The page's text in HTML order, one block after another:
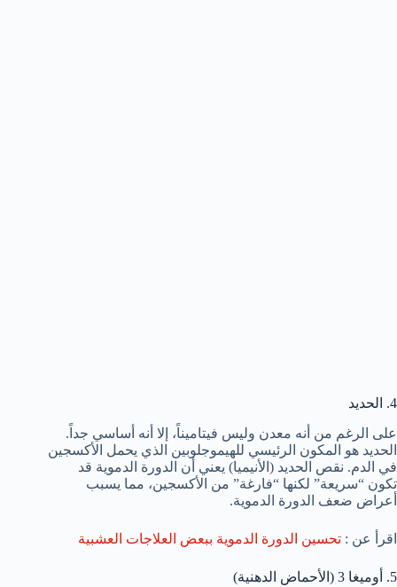
4. الحديد
على الرغم من أنه معدن وليس فيتاميناً، إلا أنه أساسي جداً.
الحديد هو المكون الرئيسي للهيموجلوبين الذي يحمل الأكسجين
في الدم. نقص الحديد (الأنيميا) يعني أن الدورة الدموية قد
تكون “سريعة” لكنها “فارغة” من الأكسجين، مما يسبب
أعراض ضعف الدورة الدموية.
اقرأ عن : تحسين الدورة الدموية ببعض العلاجات العشبية
5. أوميغا 3 (الأحماض الدهنية)